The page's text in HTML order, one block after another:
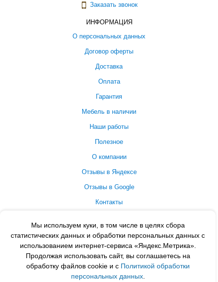
Мы используем куки, в том числе в целях сбора
статистических данных и обработки персональных данных с
использованием интернет-сервиса «Яндекс.Метрика».
Продолжая использовать сайт, вы соглашаетесь на
обработку файлов cookie и с Политикой обработки
персональных данных.
Заказать звонок
ИНФОРМАЦИЯ
О персональных данных
Договор оферты
Доставка
Оплата
Гарантия
Мебель в наличии
Наши работы
Полезное
О компании
Отзывы в Яндексе
Отзывы в Google
Контакты